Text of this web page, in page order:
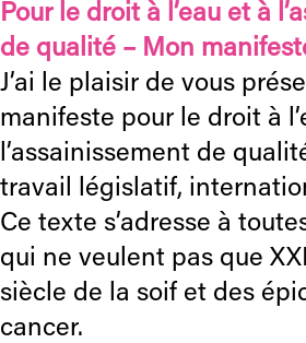
Pour le droit à l’eau et à
de qualité – Mon
J’ai le plaisir de vous
manifeste pour le droit à
l’assainissement de
travail législatif,
Ce texte s’adresse à
qui ne veulent pas que
siècle de la soif et des
cancer.